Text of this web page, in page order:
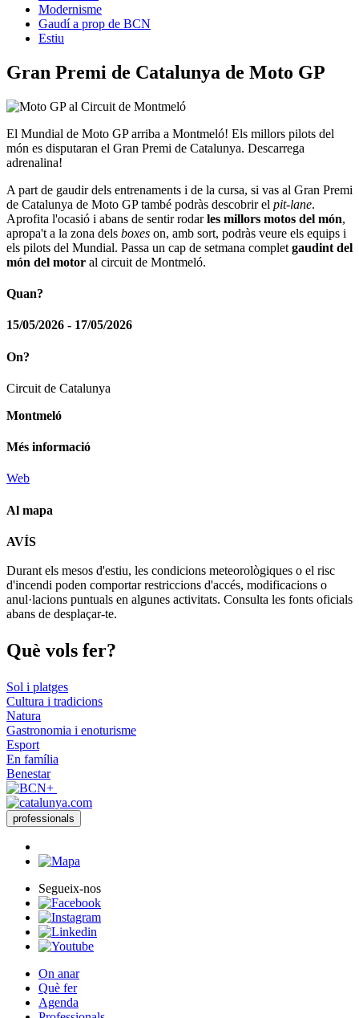
Modernisme
Gaudí a prop de BCN
Estiu
Gran Premi de Catalunya de Moto GP
El Mundial de Moto GP arriba a Montmeló! Els millors pilots del
món es disputaran el Gran Premi de Catalunya. Descarrega
adrenalina!
A part de gaudir dels entrenaments i de la cursa, si vas al Gran Premi
de Catalunya de Moto GP també podràs descobrir el pit-lane.
Aprofita l'ocasió i abans de sentir rodarles millors motos del món,
apropa't a la zona dels boxes on, amb sort, podràs veure els equips i
els pilots del Mundial. Passa un cap de setmana complet gaudint del
món del motor al circuit de Montmeló.
Quan?
15/05/2026 - 17/05/2026
On?
Circuit de Catalunya
Montmeló
Més informació
Web
Al mapa
−
AVÍS
Durant els mesos d'estiu, les condicions meteorològiques o el risc
d'incendi poden comportar restriccions d'accés, modificacions o
anul·lacions puntuals en algunes activitats. Consulta les fonts oficials
abans de desplaçar-te.
Què vols fer?
Sol i platges
Cultura i tradicions
Natura
Gastronomia i enoturisme
Esport
En família
Benestar
professionals
Segueix-nos
On anar
Què fer
Agenda